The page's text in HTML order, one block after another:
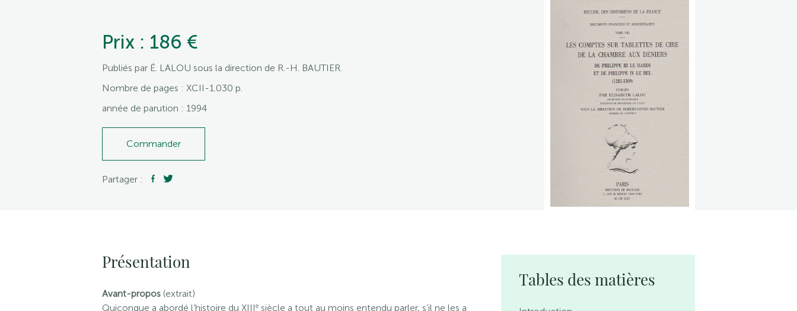
Prix : 186 €
Publiés par É. LALOU sous la direction de R.-H. BAUTIER.
Nombre de pages : XCII-1.030 p.
année de parution : 1994
Commander
Partager :
Présentation
Avant-propos (extrait)
Quiconque a abordé l’histoire du XIIIe siècle a tout au moins entendu parler, s’il ne les a
Tables des matières